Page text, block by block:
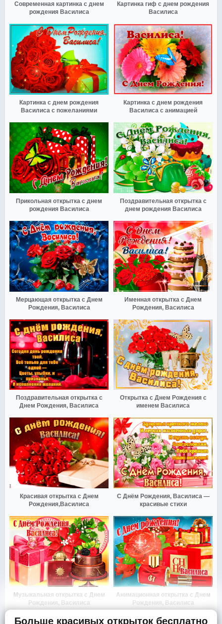
Современная картинка с днем
рождения Василиса
Картинка гиф с днем рождения
Василиса
Картинка с днем рождения
Василиса с пожеланиями
Картинка с днем рождения
Василиса с анимацией
Прикольная открытка с днем
рождения Василиса
Поздравительная открытка с
днем рождения Василиса
Мерцающая открытка с Днем
Рождения, Василиса
Именная открытка с Днем
Рождения, Василиса
Поздравительная открытка с
Днем Рождения, Василиса
Открытка с Днем Рождения с
именем Василиса
Красивая открытка с Днем
Рождения,Василиса
С Днём Рождения, Василиса —
красивые стихи
Музыкальная открытка с Днем
Рождения, Василиса
Анимационная открытка с Днем
Рождения, Василиса
Больше красивых открыток бесплатно